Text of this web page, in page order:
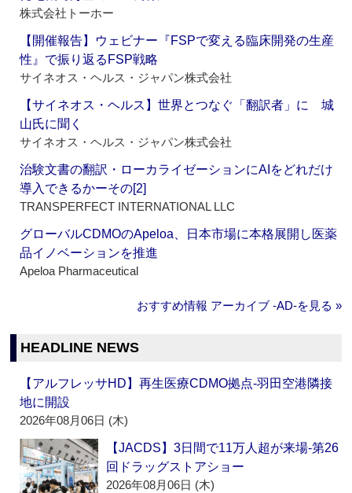
株式会社トーホー
【開催報告】ウェビナー『FSPで変える臨床開発の生産
性』で振り返るFSP戦略
サイネオス・ヘルス・ジャパン株式会社
【サイネオス・ヘルス】世界とつなぐ「翻訳者」に 城
山氏に聞く
サイネオス・ヘルス・ジャパン株式会社
治験文書の翻訳・ローカライゼーションにAIをどれだけ
導入できるかーその[2]
TRANSPERFECT INTERNATIONAL LLC
グローバルCDMOのApeloa、日本市場に本格展開し医薬
品イノベーションを推進
Apeloa Pharmaceutical
おすすめ情報 アーカイブ ‐AD‐を見る »
HEADLINE NEWS
【アルフレッサHD】再生医療CDMO拠点‐羽田空港隣接
地に開設
2026年08月06日 (木)
【JACDS】3日間で11万人超が来場‐第26
回ドラッグストアショー
2026年08月06日 (木)